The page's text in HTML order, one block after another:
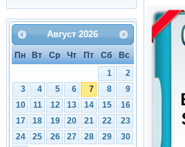
Август 2026
Пн Вт Ср Чт Пт Сб
Вс
1
2
3
4 5 6 7 8
9
10
11 12 13 14 15
16
17
18 19 20 21 22
23
24
25 26 27 28 29
30